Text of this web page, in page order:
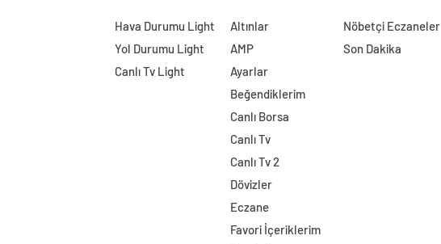
Hava Durumu Light
Yol Durumu Light
Canlı Tv Light
Altınlar
AMP
Ayarlar
Beğendiklerim
Canlı Borsa
Canlı Tv
Canlı Tv 2
Dövizler
Eczane
Favori İçeriklerim
Nöbetçi Eczaneler
Son Dakika